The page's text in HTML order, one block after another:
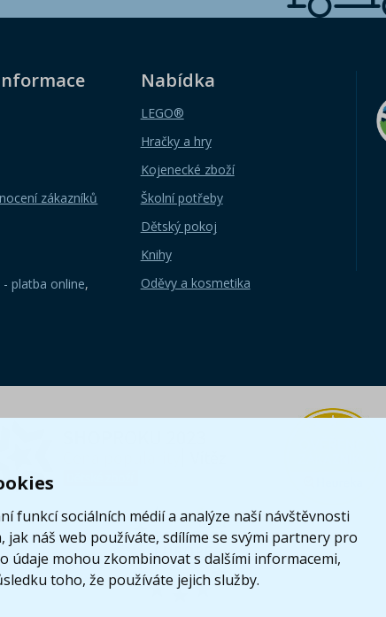
funkcí sociálních médií a analýze naší návštěvnosti
náš web používáte, sdílíme se svými partnery pro
údaje mohou zkombinovat s dalšími informacemi,
toho, že používáte jejich služby.
zákazníků
Nabídka
LEGO®
Hračky a hry
Kojenecké zboží
Školní potřeby
Dětský pokoj
Knihy
Oděvy a kosmetika
- platba online,